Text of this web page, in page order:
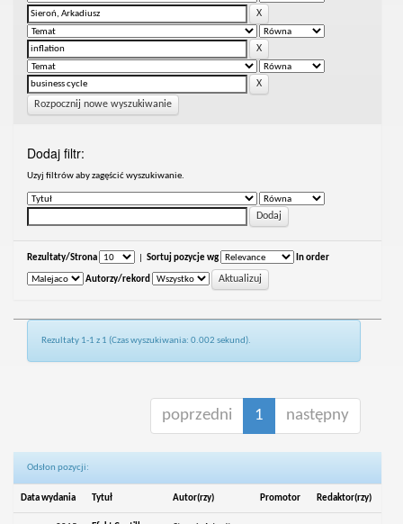
Rozpocznij nowe wyszukiwanie
Dodaj filtr:
Uzyj filtrów aby zagęścić wyszukiwanie.
Rezultaty/Strona Sortuj pozycje wg In order
Autorzy/rekord
Rezultaty 1-1 z 1 (Czas wyszukiwania: 0.002 sekund).
poprzedni 1 następny
Odsłon pozycji:
Data wydania Tytuł Autor(rzy) Promotor Redaktor(rzy)